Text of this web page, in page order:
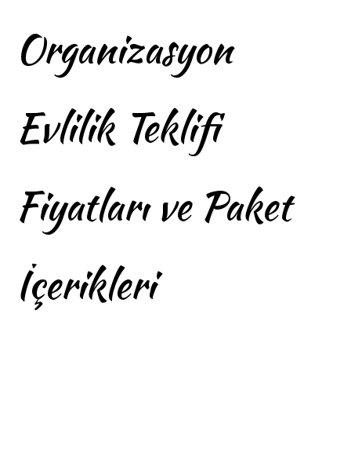
Organizasyon
Evlilik Teklifi
Fiyatları ve Paket
İçerikleri